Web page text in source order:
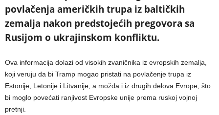
povlačenja američkih trupa iz baltičkih
zemalja nakon predstojećih pregovora sa
Rusijom o ukrajinskom konfliktu.
Ova informacija dolazi od visokih zvaničnika iz evropskih zemalja,
koji veruju da bi Tramp mogao pristati na povlačenje trupa iz
Estonije, Letonije i Litvanije, a možda i iz drugih delova Evrope, što
bi moglo povećati ranjivost Evropske unije prema ruskoj vojnoj
pretnji.